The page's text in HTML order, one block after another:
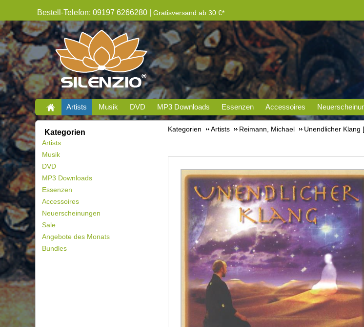
Bestell-Telefon: 09197 6266280 | Gratisversand ab 30 €*
Artists Musik DVD MP3 Downloads Essenzen Accessoires
Kategorien
Artists
Musik
DVD
MP3 Downloads
Essenzen
Accessoires
Neuerscheinungen
Sale
Angebote des Monats
Bundles
Kategorien Artists Reimann, Michael
Unendlicher Klang